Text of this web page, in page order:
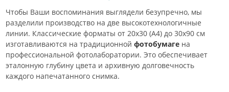
Чтобы Ваши воспоминания выглядели безупречно, мы
разделили производство на две высокотехнологичные
линии. Классические форматы от 20х30 (А4) до 30х90 см
изготавливаются на традиционной фотобумаге на
профессиональной фотолаборатории. Это обеспечивает
эталонную глубину цвета и архивную долговечность
каждого напечатанного снимка.